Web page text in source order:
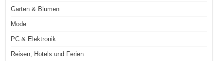
Garten & Blumen
Mode
PC & Elektronik
Reisen, Hotels und Ferien